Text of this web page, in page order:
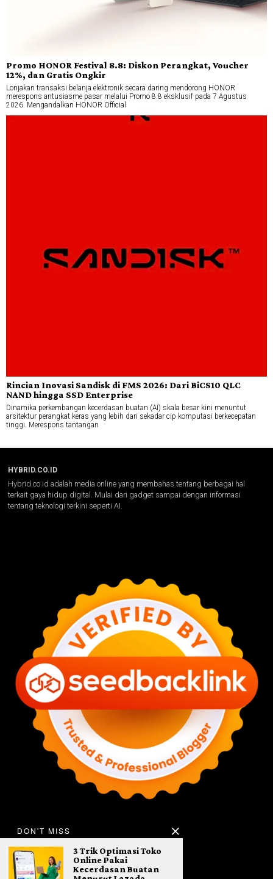
Promo HONOR Festival 8.8: Diskon Perangkat, Voucher
12%, dan Gratis Ongkir
Lonjakan transaksi belanja elektronik secara daring mendorong HONOR
merespons antusiasme pasar melalui Promo 8.8 eksklusif pada 7 Agustus
2026. Mengandalkan HONOR Official
Rincian Inovasi Sandisk di FMS 2026: Dari BiCS10 QLC
NAND hingga SSD Enterprise
Dinamika perkembangan kecerdasan buatan (AI) skala besar kini menuntut
arsitektur perangkat keras yang lebih dari sekadar cip komputasi berkecepatan
tinggi. Merespons tantangan
HYBRID.CO.ID
Hybrid.co.id adalah media online yang membahas tentang berbagai hal
terkait gaya hidup digital. Mulai dari gadget sampai dengan informasi
tentang teknologi terkini seperti AI.
DON'T MISS
3 Trik Optimasi Toko
Online Pakai
Kecerdasan Buatan